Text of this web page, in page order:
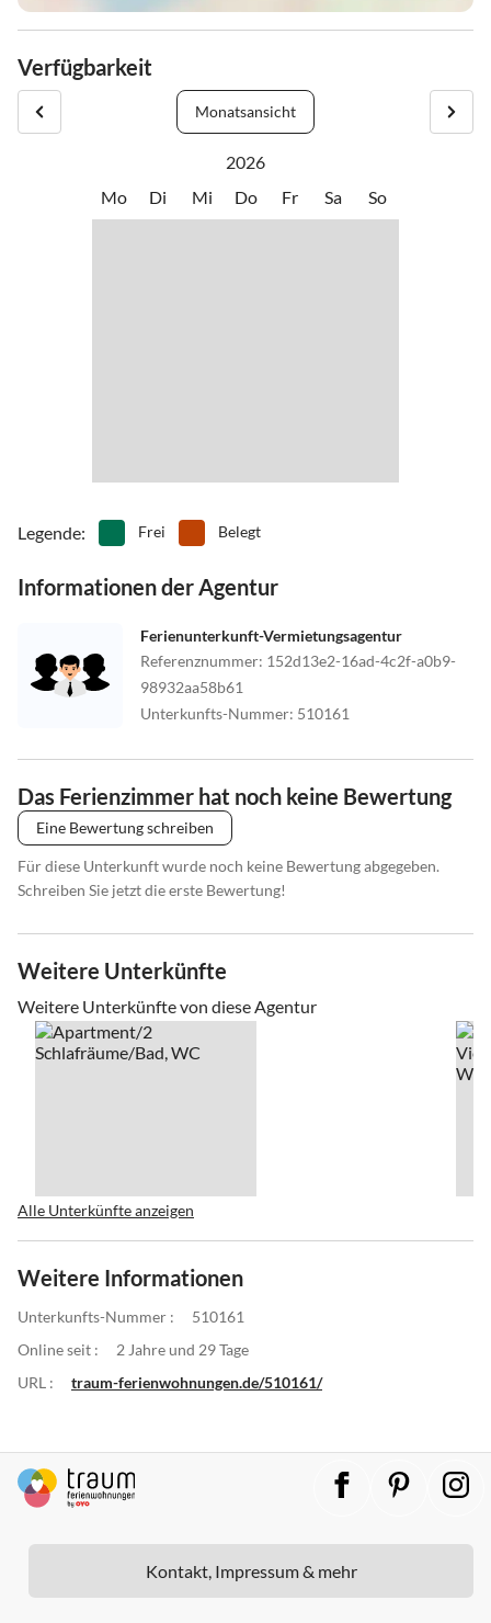
Verfügbarkeit
Monatsansicht
2026
Mo
Di Mi Do Fr Sa So
Legende: Frei Belegt
Informationen der Agentur
Ferienunterkunft-Vermietungsagentur
Referenznummer: 152d13e2-16ad-4c2f-a0b9-
98932aa58b61
Unterkunfts-Nummer: 510161
Das Ferienzimmer hat noch keine Bewertung
Eine Bewertung schreiben
Für diese Unterkunft wurde noch keine Bewertung abgegeben.
Schreiben Sie jetzt die erste Bewertung!
Weitere Unterkünfte
Weitere Unterkünfte von diese Agentur
Alle Unterkünfte anzeigen
Weitere Informationen
Unterkunfts-Nummer :
510161
Online seit :
2 Jahre und 29 Tage
URL :
traum-ferienwohnungen.de/510161/
Kontakt, Impressum & mehr